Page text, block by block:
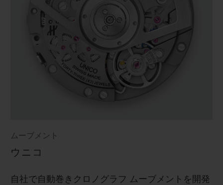
ムーブメント
ウニコ
自社で自動巻きクロノグラフ ムーブメントを開発